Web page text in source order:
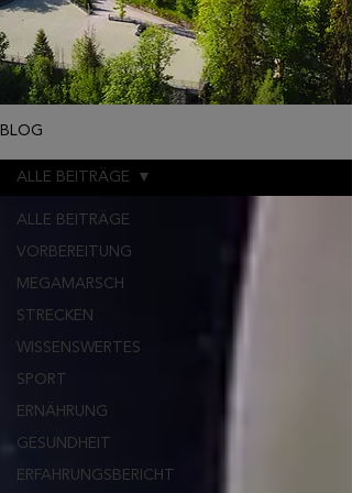
BLOG
ALLE BEITRÄGE
VORBEREITUNG
MEGAMARSCH
STRECKEN
WISSENSWERTES
SPORT
ERNÄHRUNG
GESUNDHEIT
ERFAHRUNGSBERICHT
ALLE BEITRÄGE